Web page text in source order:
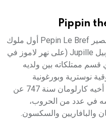
جديدة في عام 2026
Pippin
بيبان القصير (715 ـ 768م) بيبان القصير Pepin Le Bref أول ملوك
الأسرة الكارولنجية، وُلد في بلدة جوبيل Jupille (على نهر لاموز في
قسم ممتلكاته بين ولديه
نوسترية وبورغونية
وبروفانس منذ سنة 741. وبعد نزول أخيه كارلومان سنة 747 عن
في عدد من الحروب،
والبافاريين والسكسون.